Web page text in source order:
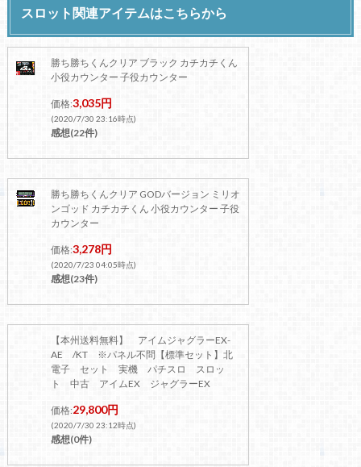
スロット関連アイテムはこちらから
勝ち勝ちくんクリア ブラック カチカチくん
小役カウンター 子役カウンター
価格:3,035円
(2020/7/30 23:16時点)
感想(22件)
勝ち勝ちくんクリア GODバージョン ミリオ
ンゴッド カチカチくん 小役カウンター 子役
カウンター
価格:3,278円
(2020/7/23 04:05時点)
感想(23件)
【本州送料無料】 アイムジャグラーEX-
AE /KT ※パネル不問【標準セット】北
電子 セット 実機 パチスロ スロッ
ト 中古 アイムEX ジャグラーEX
価格:29,800円
(2020/7/30 23:12時点)
感想(0件)